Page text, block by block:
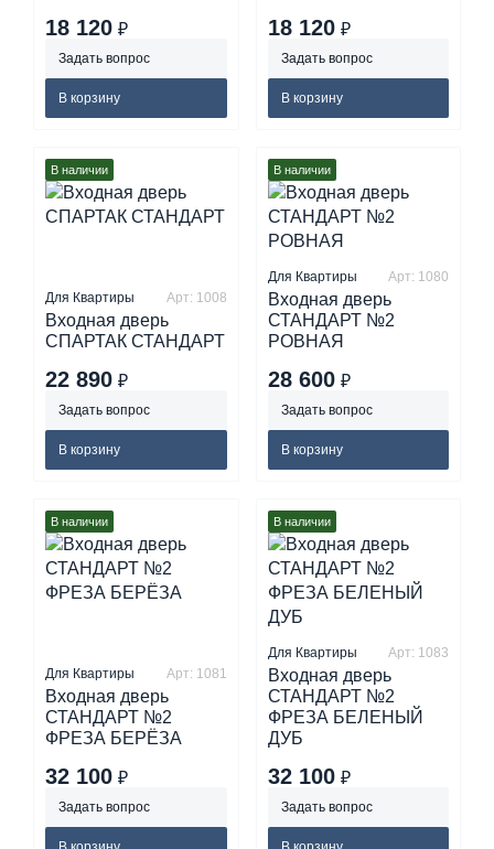
18 120 ₽
Задать вопрос
В корзину
18 120 ₽
Задать вопрос
В корзину
В наличии
Для Квартиры Арт: 1008
Входная дверь
СПАРТАК СТАНДАРТ
22 890 ₽
Задать вопрос
В корзину
В наличии
Для Квартиры Арт: 1080
Входная дверь
СТАНДАРТ №2
РОВНАЯ
28 600 ₽
Задать вопрос
В корзину
В наличии
Для Квартиры Арт: 1081
Входная дверь
СТАНДАРТ №2
ФРЕЗА БЕРЁЗА
32 100 ₽
Задать вопрос
В наличии
Для Квартиры Арт: 1083
Входная дверь
СТАНДАРТ №2
ФРЕЗА БЕЛЕНЫЙ
ДУБ
32 100 ₽
Задать вопрос